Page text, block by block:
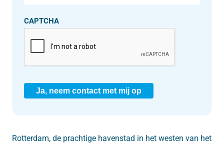
CAPTCHA
Ja, neem contact met mij op
Rotterdam, de prachtige havenstad in het westen van het